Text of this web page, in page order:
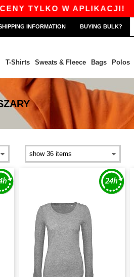
TYLKO W APLIKACJI!|
INFORMATION BUYING BULK?
T-Shirts Sweats & Fleece Bags Polos